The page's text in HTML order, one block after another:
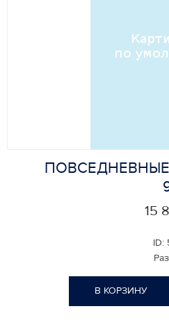
ПОВСЕДНЕВНЫЕ
ID:
15
В КОРЗИНУ